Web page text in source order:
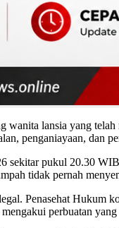
lansia yang
penganiayaan, dan
sekitar pukul 20.30
tidak pernah
Penasehat
perbuatan